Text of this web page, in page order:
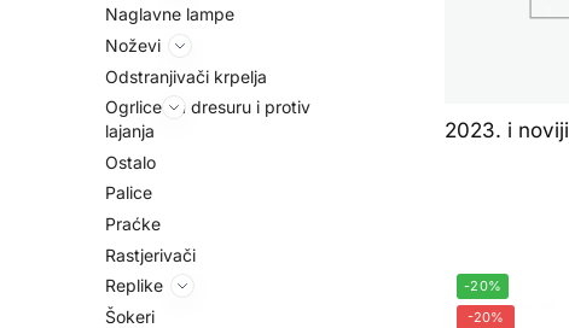
2023. i noviji
-20%
-20%
Naglavne lampe
Noževi
Odstranjivači krpelja
Ogrlice za dresuru i protiv
lajanja
Ostalo
Palice
Praćke
Rastjerivači
Replike
Šokeri